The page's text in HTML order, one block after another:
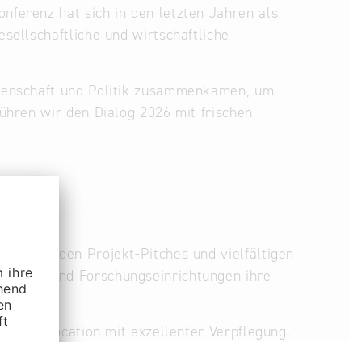
hat sich in den letzten Jahren als
und wirtschaftliche
und Politik zusammenkamen, um
wir den Dialog 2026 mit frischen
Projekt-Pitches und vielfältigen
ups und Forschungseinrichtungen ihre
Location mit exzellenter Verpflegung.